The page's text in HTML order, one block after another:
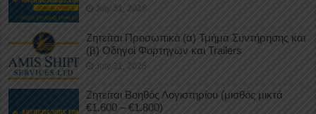
July 31, 2026
Ζητείται Προσωπικό (α) Τμήμα Συντήρησης και
(β) Οδηγοί Φορτηγών και Trailers
July 31, 2026
Ζητείται Βοηθός Λογιστηρίου (μισθός μικτά
€1.600 – €1.800)